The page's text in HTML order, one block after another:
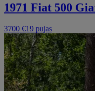
1971 Fiat 500
3700 €19 pujas